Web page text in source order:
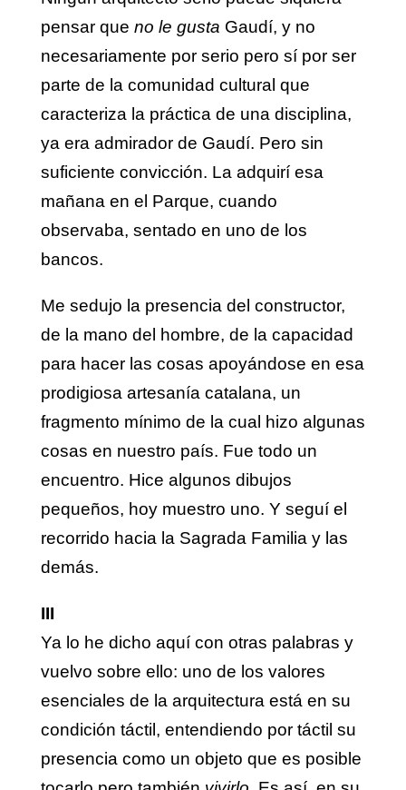
pensar que no le gusta Gaudí, y no
necesariamente por serio pero sí por ser
parte de la comunidad cultural que
caracteriza la práctica de una disciplina,
ya era admirador de Gaudí. Pero sin
suficiente convicción. La adquirí esa
mañana en el Parque, cuando
observaba, sentado en uno de los
bancos.
Me sedujo la presencia del constructor,
de la mano del hombre, de la capacidad
para hacer las cosas apoyándose en esa
prodigiosa artesanía catalana, un
fragmento mínimo de la cual hizo algunas
cosas en nuestro país. Fue todo un
encuentro. Hice algunos dibujos
pequeños, hoy muestro uno. Y seguí el
recorrido hacia la Sagrada Familia y las
demás.
III
Ya lo he dicho aquí con otras palabras y
vuelvo sobre ello: uno de los valores
esenciales de la arquitectura está en su
condición táctil, entendiendo por táctil su
presencia como un objeto que es posible